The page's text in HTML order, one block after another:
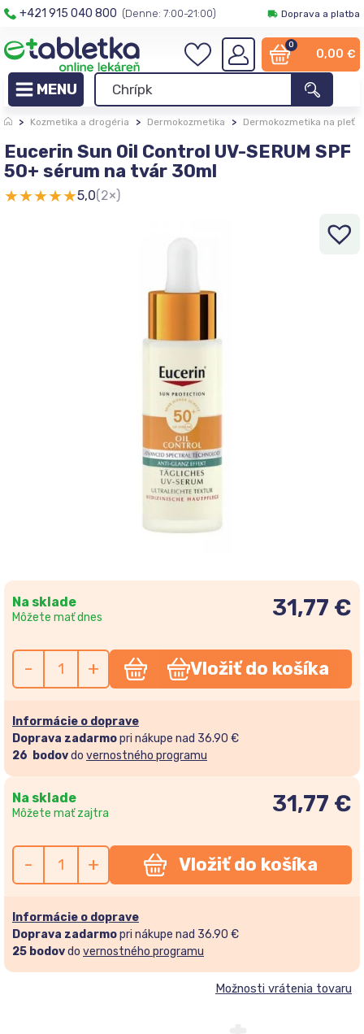
+421 915 040 800 (Denne: 7:00-21:00) Doprava a platba
0
0,00 €
> Kozmetika a drogéria > Dermokozmetika > Dermokozmetika na pleť
Eucerin Sun Oil Control UV-SERUM SPF
50+ sérum na tvár 30ml
★★★★★5,0(2×)
Na sklade
Môžete mať dnes 31,77 €
- + Vložiť do košíka
Informácie o doprave
Doprava zadarmopri nákupe nad 36.90 €
26 bodovdo vernostného programu
Na sklade
Môžete mať zajtra 31,77 €
- + Vložiť do košíka
Informácie o doprave
Doprava zadarmopri nákupe nad 36.90 €
25 bodovdo vernostného programu
Možnosti vrátenia tovaru